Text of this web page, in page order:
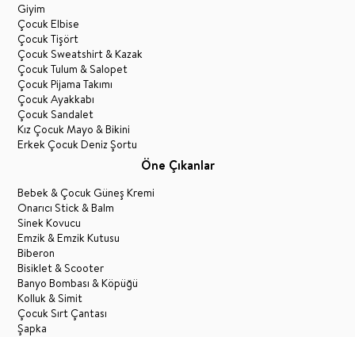
Giyim
Çocuk Elbise
Çocuk Tişört
Çocuk Sweatshirt & Kazak
Çocuk Tulum & Salopet
Çocuk Pijama Takımı
Çocuk Ayakkabı
Çocuk Sandalet
Kız Çocuk Mayo & Bikini
Erkek Çocuk Deniz Şortu
Öne Çıkanlar
Bebek & Çocuk Güneş Kremi
Onarıcı Stick & Balm
Sinek Kovucu
Emzik & Emzik Kutusu
Biberon
Bisiklet & Scooter
Banyo Bombası & Köpüğü
Kolluk & Simit
Çocuk Sırt Çantası
Şapka